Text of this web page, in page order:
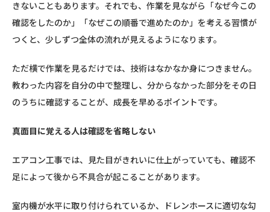
きないこともあります。それでも、作業を見ながら「なぜ今この
確認をしたのか」「なぜこの順番で進めたのか」を考える習慣が
つくと、少しずつ全体の流れが見えるようになります。
ただ横で作業を見るだけでは、技術はなかなか身につきません。
教わった内容を自分の中で整理し、分からなかった部分をその日
のうちに確認することが、成長を早めるポイントです。
真面目に覚える人は確認を省略しない
エアコン工事では、見た目がきれいに仕上がっていても、確認不
足によって後から不具合が起こることがあります。
室内機が水平に取り付けられているか、ドレンホースに適切な勾